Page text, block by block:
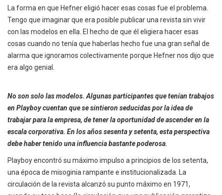
La forma en que Hefner eligió hacer esas cosas fue el problema.
Tengo que imaginar que era posible publicar una revista sin vivir
con las modelos en ella. El hecho de que él eligiera hacer esas
cosas cuando no tenía que haberlas hecho fue una gran señal de
alarma que ignoramos colectivamente porque Hefner nos dijo que
era algo genial.
No son solo las modelos. Algunas participantes que tenían trabajos
en Playboy cuentan que se sintieron seducidas por la idea de
trabajar para la empresa, de tener la oportunidad de ascender en la
escala corporativa. En los años sesenta y setenta, esta perspectiva
debe haber tenido una influencia bastante poderosa.
Playboy encontró su máximo impulso a principios de los setenta,
una época de misoginia rampante e institucionalizada. La
circulación de la revista alcanzó su punto máximo en 1971,